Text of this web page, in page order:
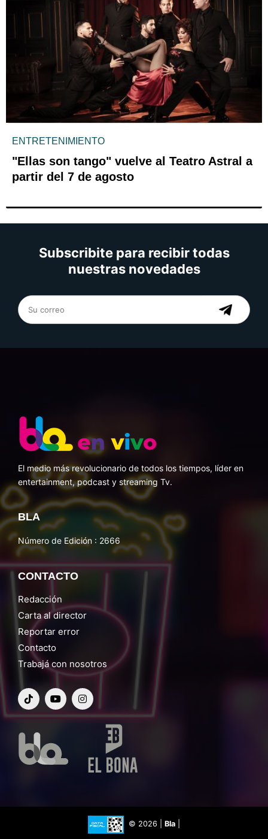
ENTRETENIMIENTO
"Ellas son tango" vuelve al Teatro Astral a
partir del 7 de agosto
Subscribite para recibir todas
nuestras novedades
El medio más revolucionario de todos los tiempos, líder en
entertainment, podcast y streaming Tv.
BLA
Número de Edición : 2666
CONTACTO
Redacción
Carta al director
Reportar error
Contacto
Trabajá con nosotros
© 2026 | Bla